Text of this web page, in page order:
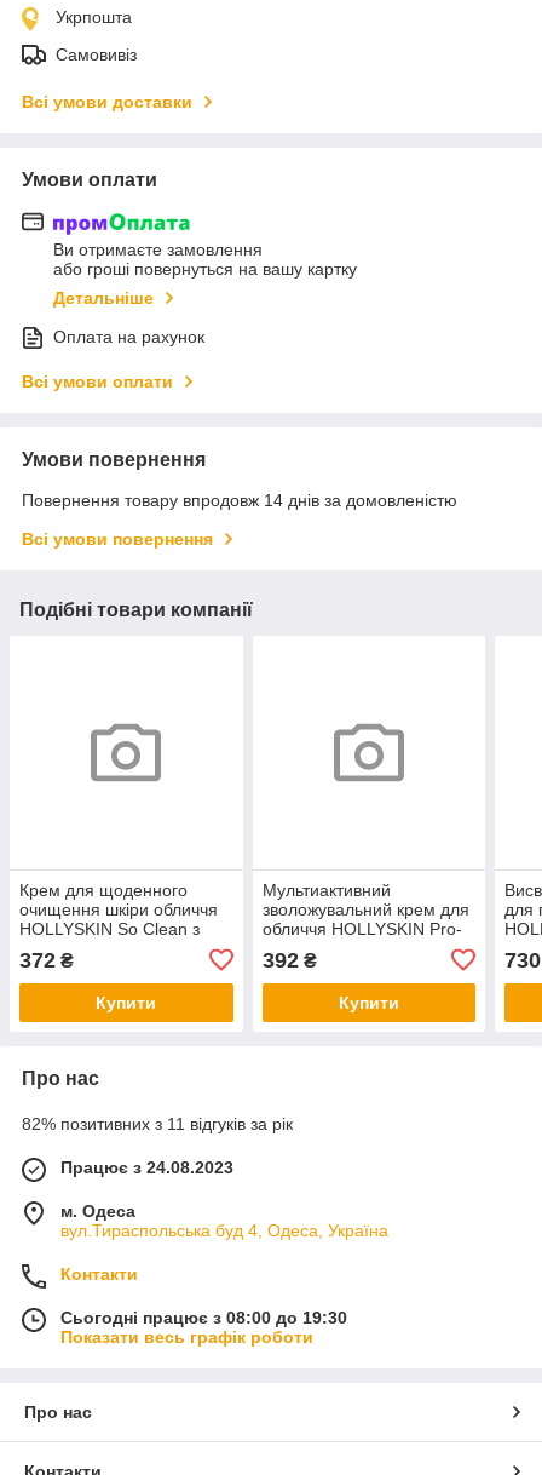
Укрпошта
Самовивіз
Всі умови доставки
Умови оплати
Ви отримаєте замовлення
або гроші повернуться на вашу картку
Детальніше
Оплата на рахунок
Всі умови оплати
Умови повернення
Повернення товару впродовж 14 днів за домовленістю
Всі умови повернення
Подібні товари компанії
Крем для щоденного
очищення шкіри обличчя
HOLLYSKIN So Clean з
рисом
372 ₴
Купити
Мультиактивний
зволожувальний крем для
обличчя HOLLYSKIN Pro-
SQUALANE Face Cream
392₴
Купити
для
730
Про нас
82% позитивних з 11 відгуків за рік
Працює з 24.08.2023
м. Одеса
вул.Тираспольська буд 4, Одеса, Україна
Контакти
Сьогодні працює з 08:00 до 19:30
Показати весь графік роботи
Про нас